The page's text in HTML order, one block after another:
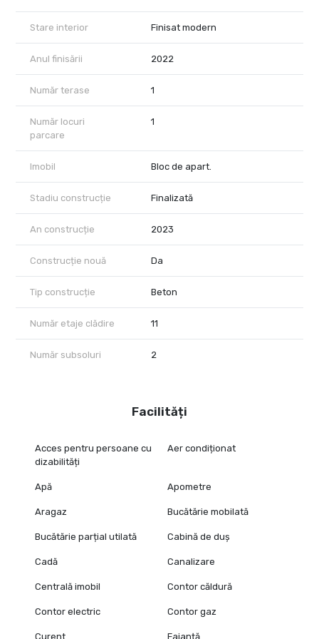
Stare interior Finisat modern
Anul finisării 2022
Număr terase 1
Număr locuri
parcare
1
Imobil Bloc de apart.
Stadiu construcție Finalizată
An construcție 2023
Construcție nouă Da
Tip construcție Beton
Număr etaje clădire 11
Număr subsoluri 2
Facilități
Acces pentru persoane cu
dizabilități
Aer condiționat
Apă Apometre
Aragaz Bucătărie mobilată
Bucătărie parțial utilată Cabină de duș
Cadă Canalizare
Centrală imobil Contor căldură
Contor electric Contor gaz
Curent Faianță